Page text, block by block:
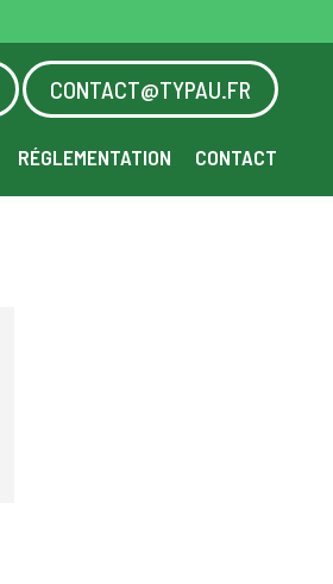
CONTACT@TYPAU.FR
RÉGLEMENTATION CONTACT